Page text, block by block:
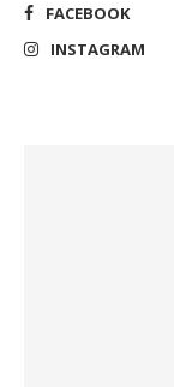
FACEBOOK
INSTAGRAM